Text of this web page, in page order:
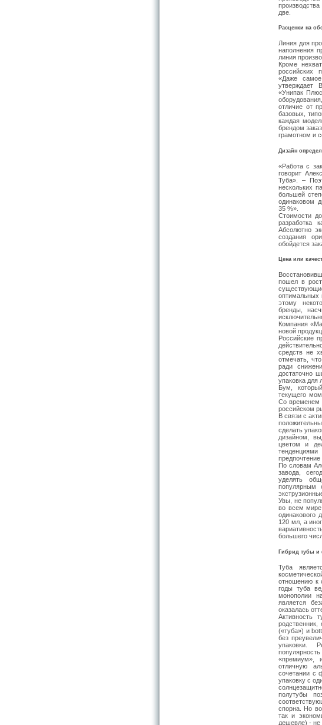
две.
Расценки на
Линия для
наполнения
линия
Кроме
российских
«Даже
утверждает
«Унипак
отличие от
базовых,
каждая
брендом
грамотном и
Дизайн
«Работа с
говорит
Туба». –
нескольких
большей
одинаковом
35 %».
Стоимости
разработка
Абсолютно
создания
обойдется
Цена или
пошел в
оптимальных
этому
бренды,
Компания
новой
Российские
средств не
отмечать,
ради
достаточно
упаковка для
Бум,
текущего
Со временем
российском
В связи с
сделать
дизайном,
цветом и
По словам
завода,
уделять
популярным
Увы, не
во всем мире
одинакового
120 мл, а
большего
Гибрид тубы и
Туба
отношению к
годы туба
монополии
является
оказалась
Активность
(«туба») и
без
упаковки.
«премиум»,
отличную
сочетании с
упаковку с
полутубы
спорна. Но
так и
дешевле) ‑